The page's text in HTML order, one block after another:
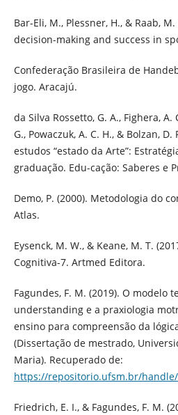
Bar-Eli, M., Plessner, H., & Raab,
decision-making and success in
Confederação Brasileira de
jogo. Aracajú.
da Silva Rossetto, G. A., Fighera, A.
G., Powaczuk, A. C. H., & Bolzan, D.
estudos “estado da Arte”:
graduação. Edu-cação: Saberes e
Demo, P. (2000). Metodologia do
Atlas.
Eysenck, M. W., & Keane, M. T.
Cognitiva-7. Artmed Editora.
Fagundes, F. M. (2019). O modelo
understanding e a praxiologia
ensino para compreensão da
(Dissertação de mestrado,
Maria). Recuperado de:
https://repositorio.ufsm.br/
Friedrich, E. I., & Fagundes, F. M.